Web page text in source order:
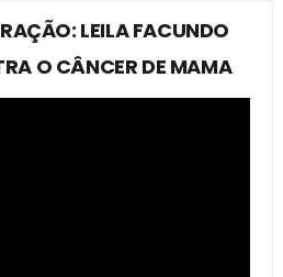
LEILA FACUNDO
O CÂNCER DE MAMA